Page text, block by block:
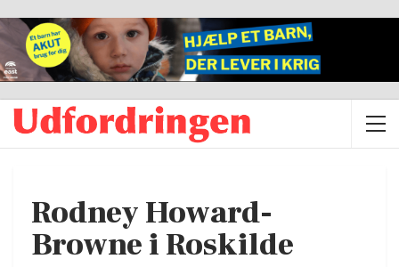
Rodney Howard-
Browne i Roskilde